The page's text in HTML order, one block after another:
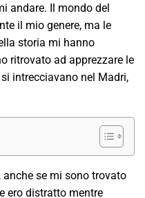
andare. Il mondo del
il mio genere, ma le
storia mi hanno
ritrovato ad apprezzare le
intrecciavano nel Madri,
anche se mi sono trovato
ero distratto mentre